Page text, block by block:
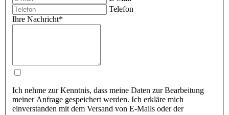
Telefon
Ihre Nachricht*
Ich nehme zur Kenntnis, dass meine Daten zur Bearbeitung
meiner Anfrage gespeichert werden. Ich erkläre mich
einverstanden mit dem Versand von E-Mails oder der